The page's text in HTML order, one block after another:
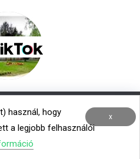
| Menza – Heti étlap x
használ, hogy
a legjobb felhasználói